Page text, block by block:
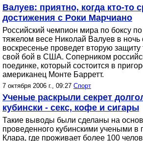
Валуев: приятно, когда кто-то
достижения с Роки Марчиано
Российский чемпион мира по боксу
тяжелом весе Николай Валуев в ночь
воскресенье проведет вторую
свой бой в США. Соперником
поединке, который состоится в
американец Монте Барретт.
7 октября 2006 г., 09:27 Спорт
Ученые раскрыли секрет
кубински - секс, кофе и сигары
Такие выводы были сделаны на
проведенного кубинскими учеными в
Клара, где проживает более 100